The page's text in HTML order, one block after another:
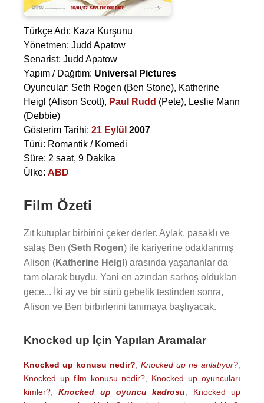
Türkçe Adı: Kaza Kurşunu
Yönetmen: Judd Apatow
Senarist: Judd Apatow
Yapım / Dağıtım: Universal Pictures
Oyuncular: Seth Rogen (Ben Stone), Katherine
Heigl (Alison Scott), Paul Rudd (Pete), Leslie Mann
(Debbie)
Gösterim Tarihi: 21 Eylül 2007
Türü: Romantik / Komedi
Süre: 2 saat, 9 Dakika
Ülke: ABD
Film Özeti
Zıt kutuplar birbirini çeker derler. Aylak, pasaklı ve
salaş Ben (Seth Rogen) ile kariyerine odaklanmış
Alison (Katherine Heigl ) arasında yaşananlar da
tam olarak buydu. Yani en azından sarhoş oldukları
gece... İki ay ve bir sürü gebelik testinden sonra,
Alison ve Ben birbirlerini tanımaya başlıyacak.
Knocked up İçin Yapılan Aramalar
Knocked up konusu nedir? Knocked up ne anlatıyor?
Knocked up film konusu nedir?
Knocked up oyuncuları
kimler? ,Knocked up oyuncu kadrosu
Knocked up